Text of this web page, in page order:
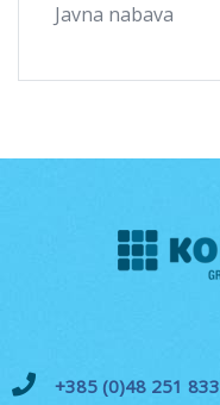
Javna nabava
+385 (0)48 251 833